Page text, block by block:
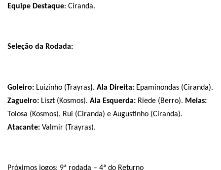
Equipe Destaque: Ciranda.
Seleção da Rodada:
Goleiro: Luizinho (Trayras). Ala Direita: Epaminondas (Ciranda).
Zagueiro: Liszt (Kosmos). Ala Esquerda: Riede (Berro). Meias:
Tolosa (Kosmos), Rui (Ciranda) e Augustinho (Ciranda).
Atacante: Valmir (Trayras).
Próximos jogos: 9ª rodada – 4ª do Returno